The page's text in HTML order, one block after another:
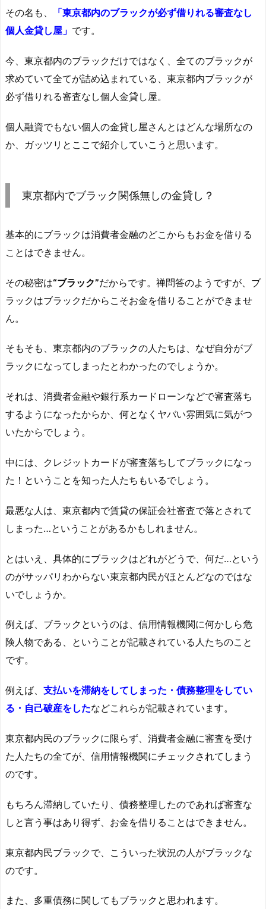
その名も、
「東京都内のブラックが必ず借りれる審査なし
個人金貸し屋」 です。
今、東京都内のブラックだけではなく、全てのブラックが
求めていて全てが詰め込まれている、東京都内ブラックが
必ず借りれる審査なし個人金貸し屋。
個人融資でもない個人の金貸し屋さんとはどんな場所なの
か、ガッツリとここで紹介していこうと思います。
東京都内でブラック関係無しの金貸し？
基本的にブラックは消費者金融のどこからもお金を借りる
ことはできません。
その秘密は“ブラック”だからです。禅問答のようですが、ブ
ラックはブラックだからこそお金を借りることができませ
ん。
そもそも、東京都内のブラックの人たちは、なぜ自分がブ
ラックになってしまったとわかったのでしょうか。
それは、消費者金融や銀行系カードローンなどで審査落ち
するようになったからか、何となくヤバい雰囲気に気がつ
いたからでしょう。
中には、クレジットカードが審査落ちしてブラックになっ
た！ということを知った人たちもいるでしょう。
最悪な人は、東京都内で賃貸の保証会社審査で落とされて
しまった…ということがあるかもしれません。
とはいえ、具体的にブラックはどれがどうで、何だ…という
のがサッパリわからない東京都内民がほとんどなのではな
いでしょうか。
例えば、ブラックというのは、信用情報機関に何かしら危
険人物である、ということが記載されている人たちのこと
です。
例えば、 支払いを滞納をしてしまった・債務整理をしてい
る・自己破産をしたなどこれらが記載されています。
東京都内民のブラックに限らず、消費者金融に審査を受け
た人たちの全てが、信用情報機関にチェックされてしまう
のです。
もちろん滞納していたり、債務整理したのであれば審査な
しと言う事はあり得ず、お金を借りることはできません。
東京都内民ブラックで、こういった状況の人がブラックな
のです。
また、多重債務に関してもブラックと思われます。